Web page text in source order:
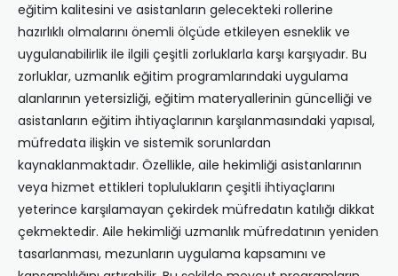
eğitim kalitesini ve asistanların gelecekteki rollerine
hazırlıklı olmalarını önemli ölçüde etkileyen esneklik ve
uygulanabilirlik ile ilgili çeşitli zorluklarla karşı karşıyadır. Bu
zorluklar, uzmanlık eğitim programlarındaki uygulama
alanlarının yetersizliği, eğitim materyallerinin güncelliği ve
asistanların eğitim ihtiyaçlarının karşılanmasındaki yapısal,
müfredata ilişkin ve sistemik sorunlardan
kaynaklanmaktadır. Özellikle, aile hekimliği asistanlarının
veya hizmet ettikleri toplulukların çeşitli ihtiyaçlarını
yeterince karşılamayan çekirdek müfredatın katılığı dikkat
çekmektedir. Aile hekimliği uzmanlık müfredatının yeniden
tasarlanması, mezunların uygulama kapsamını ve